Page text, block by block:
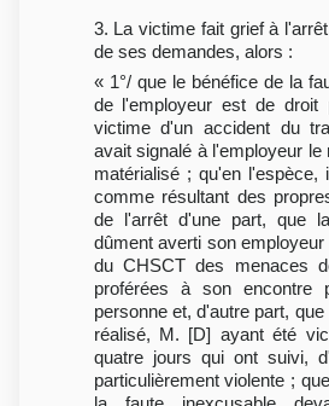
3. La victime fait grief à
de ses demandes, alors :
« 1°/ que le bénéfice de la
de l'employeur est de droit
victime d'un accident du
avait signalé à l'employeur le
matérialisé ; qu'en l'espèce,
comme résultant des
de l'arrêt d'une part, que
dûment averti son
du CHSCT des menaces
proférées à son encontre
personne et, d'autre part,
réalisé, M. [D] ayant été
quatre jours qui ont suivi,
particulièrement violente ;